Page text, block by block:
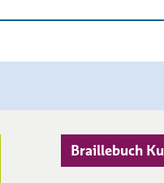
Braillebuch